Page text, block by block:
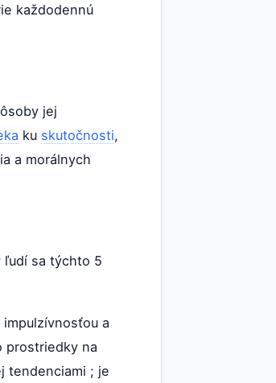
každodennú
jej
ku skutočnosti,
a morálnych
ľudí sa týchto 5
a
prostriedky na
tendenciami ; je